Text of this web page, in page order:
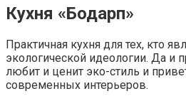
Кухня «Бодарп»
Практичная кухня для тех, кто
экологической идеологии. Да и
любит и ценит эко-стиль и
современных интерьеров.